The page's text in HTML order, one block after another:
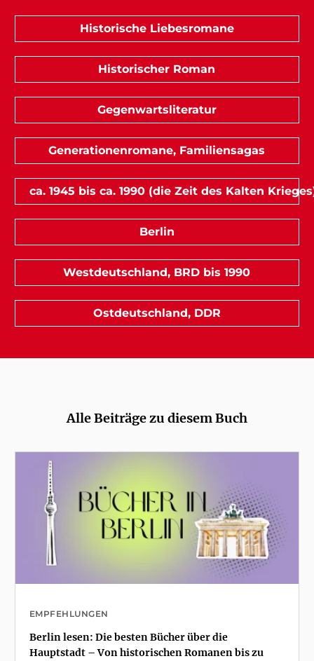
Historische Liebesromane
Historischer Roman
Gegenwartsliteratur
Generationenromane, Familiensagas
ca. 1945 bis ca. 1990 (die Zeit des Kalten
Berlin
Westdeutschland, BRD bis 1990
Ostdeutschland, DDR
Alle Beiträge zu diesem Buch
EMPFEHLUNGEN
Berlin lesen: Die besten Bücher über die
Hauptstadt – Von historischen Romanen bis zu